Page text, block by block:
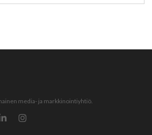
media- ja markkinointiyhtiö.